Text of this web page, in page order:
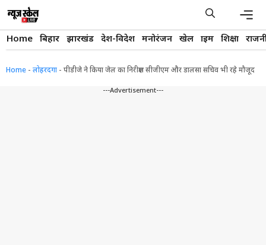
content
Home बिहार झारखंड देश-विदेश मनोरंजन खेल क्राइम शिक्षा
Home - लोहरदगा - पीडीजे ने किया जेल का निरीक्षण सीजीएम और डालसा सचिव भी रहे मौजूद
---Advertisement---